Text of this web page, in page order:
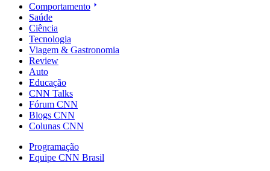
Comportamento
Saúde
Ciência
Tecnologia
Viagem & Gastronomia
Review
Auto
Educação
CNN Talks
Fórum CNN
Blogs CNN
Colunas CNN
Programação
Equipe CNN Brasil